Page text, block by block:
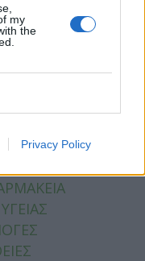
my
the
Privacy Policy